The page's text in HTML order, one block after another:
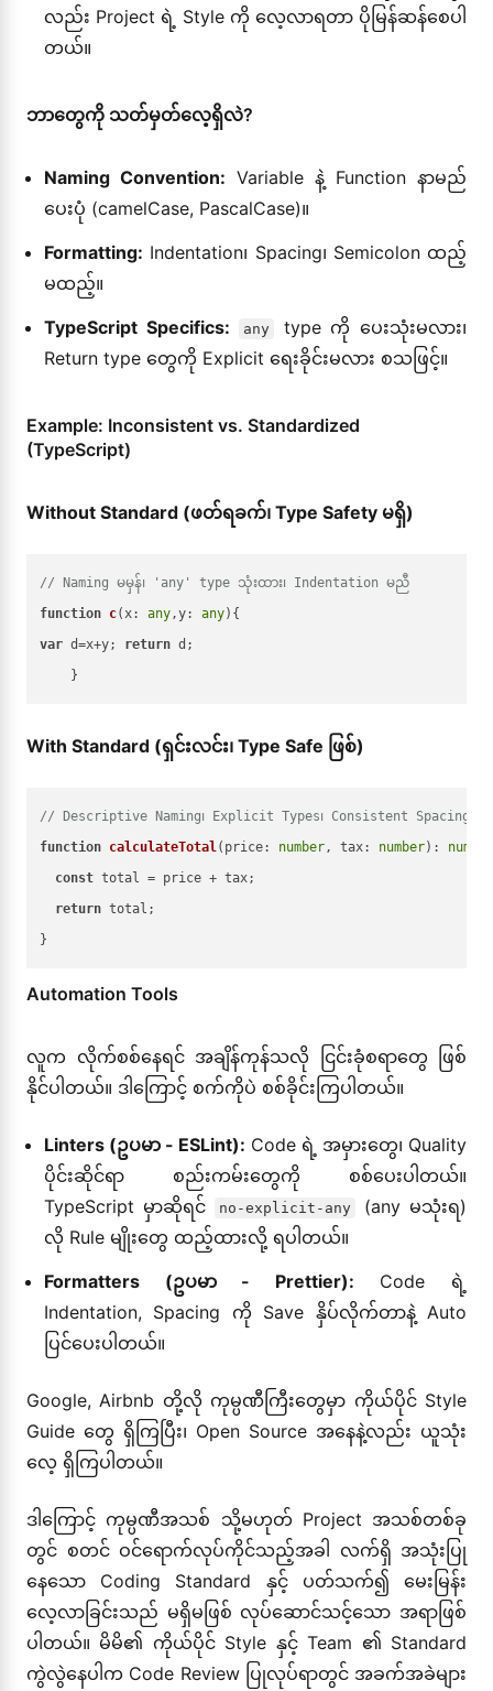
လည်း Project ရဲ့ Style ကို လေ့လာရတာ ပိုမြန်ဆန်စေပါ
တယ်။
ဘာတွေကို သတ်မှတ်လေ့ရှိလဲ?
Naming Convention: Variable နဲ့ Function နာမည်
ပေးပုံ (camelCase, PascalCase)။
Formatting: Indentation၊ Spacing၊ Semicolon ထည့်
မထည့်။
TypeScript Specifics:
any
type ကို ပေးသုံးမလား၊
Return type တွေကို Explicit ရေးခိုင်းမလား စသဖြင့်။
Example: Inconsistent vs. Standardized
(TypeScript)
Without Standard (ဖတ်ရခက်၊ Type Safety မရှိ)
// Naming မမှန်၊ 'any' type သုံးထား၊ Indentation မညီ
function c(x: any,y: any
var d=x+y; return d;
With Standard (ရှင်းလင်း၊ Type Safe ဖြစ်)
// Descriptive Naming၊ Explicit Types၊ Consistent Spacing
function calculateTotal( price: number, tax: number): number
const total = price + tax;
return total;
Automation Tools
လူက လိုက်စစ်နေရင် အချိန်ကုန်သလို ငြင်းခုံစရာတွေ ဖြစ်
နိုင်ပါတယ်။ ဒါကြောင့် စက်ကိုပဲ စစ်ခိုင်းကြပါတယ်။
Linters (ဥပမာ - ESLint): Code ရဲ့ အမှားတွေ၊ Quality
ပိုင်းဆိုင်ရာ စည်းကမ်းတွေကို စစ်ပေးပါတယ်။
TypeScript မှာဆိုရင်
no-explicit-any
(any မသုံးရ)
လို Rule မျိုးတွေ ထည့်ထားလို့ ရပါတယ်။
Formatters (ဥပမာ - Prettier): Code ရဲ့
Indentation, Spacing ကို Save နှိပ်လိုက်တာနဲ့ Auto
ပြင်ပေးပါတယ်။
Google, Airbnb တို့လို ကုမ္ပဏီကြီးတွေမှာ ကိုယ်ပိုင် Style
Guide တွေ ရှိကြပြီး၊ Open Source အနေနဲ့လည်း ယူသုံး
လေ့ ရှိကြပါတယ်။
ဒါကြောင့် ကုမ္ပဏီအသစ် သို့မဟုတ် Project အသစ်တစ်ခု
တွင် စတင် ဝင်ရောက်လုပ်ကိုင်သည့်အခါ လက်ရှိ အသုံးပြု
နေသော Coding Standard နှင့် ပတ်သက်၍ မေးမြန်း
လေ့လာခြင်းသည် မရှိမဖြစ် လုပ်ဆောင်သင့်သော အရာဖြစ်
ပါတယ်။ မိမိ၏ ကိုယ်ပိုင် Style နှင့် Team ၏ Standard
ကွဲလွဲနေပါက Code Review ပြုလုပ်ရာတွင် အခက်အခဲများ